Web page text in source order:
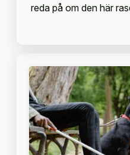
reda på om den här